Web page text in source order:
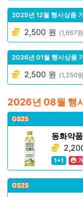
2025년 12월 행사상품
2,500 원 (1,667
2026년 01월 행사상품
2,500 원 (1,250
2026년 08월 행
GS25
동화약
1+1
GS25